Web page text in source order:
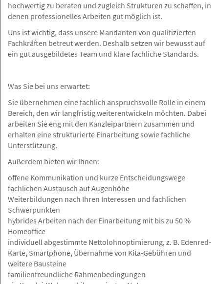
Rechtsanwaltsfachangestellte und
Rechtsfachwirtin sucht neue
Herausforderung
07.05.2026
Rechtsanwaltskanzlei mit Elbblick in
zentraler Lage sucht
Rechtsanwaltsfachangestellte (m/w/d)
Rembert Rechtsanwälte PartmbB
Ahrensburg Angebot
06.05.2026
Fachanwalt/Fachanwältin für
Steuerrecht für Gestaltungsberatung
gesucht
hochwertig zu beraten und zugleich Strukturen zu schaffen, in
denen professionelles Arbeiten gut möglich ist.
Uns ist wichtig, dass unsere Mandanten von qualifizierten
Fachkräften betreut werden. Deshalb setzen wir bewusst auf
ein gut ausgebildetes Team und klare fachliche Standards.
Was Sie bei uns erwartet:
Sie übernehmen eine fachlich anspruchsvolle Rolle in einem
Bereich, den wir langfristig weiterentwickeln möchten. Dabei
arbeiten Sie eng mit den Kanzleipartnern zusammen und
erhalten eine strukturierte Einarbeitung sowie fachliche
Unterstützung.
Außerdem bieten wir Ihnen:
offene Kommunikation und kurze Entscheidungswege
fachlichen Austausch auf Augenhöhe
Weiterbildungen nach Ihren Interessen und fachlichen
Schwerpunkten
hybrides Arbeiten nach der Einarbeitung mit bis zu 50 %
Homeoffice
individuell abgestimmte Nettolohnoptimierung, z. B. Edenred-
Karte, Smartphone, Übernahme von Kita-Gebühren und
weitere Bausteine
familienfreundliche Rahmenbedingungen